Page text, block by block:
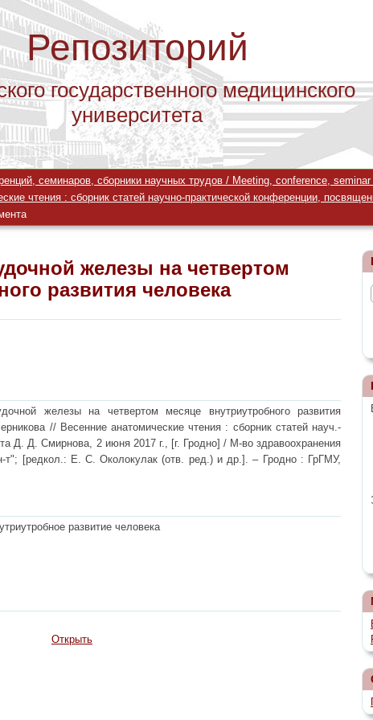
Репозиторий
государственного медицинского
университета
железы на четвертом месяце
семинаров, сборники научных трудов / Meeting, conference,
чтения : сборник статей научно-практической конференции,
железы на четвертом
развития человека
железы на четвертом месяце внутриутробного развития
// Весенние анатомические чтения : сборник статей науч.-
Д. Д. Смирнова, 2 июня 2017 г., [г. Гродно] / М-во здравоохранения
[редкол.: Е. С. Околокулак (отв. ред.) и др.]. – Гродно : ГрГМУ,
развитие человека
Открыть